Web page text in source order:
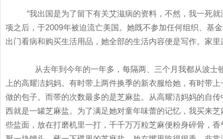
“我出国是为了留下有关艾滋病的资料，不然，我一死
项之后，于2009年被迫流亡美国。她既不参加任何组织、基
出门看病和购买生活用品，她全部的生活内容便是写作。家
从去年到今年的一年多，每隔两、三个月我都从波
上的高耀洁妈妈。有时带上两件换季的新衣服给她，有时带
做的包子。而带的次数最多的是芝麻盐。从高耀洁妈妈的自
西就是一罐芝麻盐。为了满足她对童年味蕾的记忆，我买来
些盐面，放在打磨机里一打，千千万万粒芝麻便粉身碎骨，